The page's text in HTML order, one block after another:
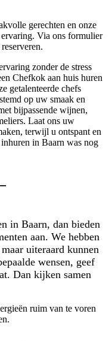
gerechten en onze
Via ons formulier
zonder de stress
Chefkok aan huis huren
getalenteerde chefs
op uw smaak en
bijpassende wijnen,
Laat ons uw
terwijl u ontspant en
in Baarn was nog
in Baarn, dan bieden
aan. We hebben
uiteraard kunnen
wensen, geef
Dan kijken samen
ruim van te voren